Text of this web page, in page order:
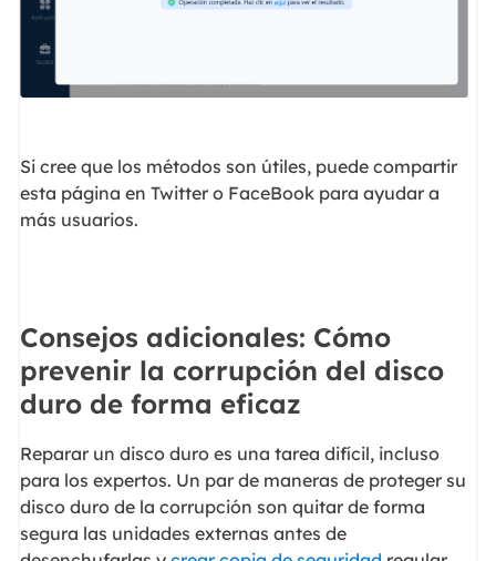
Si cree que los métodos son útiles, puede compartir
esta página en Twitter o FaceBook para ayudar a
más usuarios.
Consejos adicionales: Cómo
prevenir la corrupción del disco
duro de forma eficaz
Reparar un disco duro es una tarea difícil, incluso
para los expertos. Un par de maneras de proteger su
disco duro de la corrupción son quitar de forma
segura las unidades externas antes de